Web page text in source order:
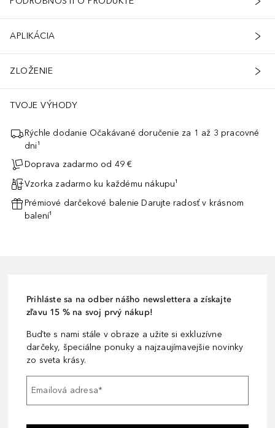
APLIKÁCIA
ZLOŽENIE
TVOJE VÝHODY
Rýchle dodanie Očakávané doručenie za 1 až 3 pracovné
dni¹
Doprava zadarmo od 49 €
Vzorka zadarmo ku každému nákupu¹
Prémiové darčekové balenie Darujte radosť v krásnom
balení¹
Prihláste sa na odber nášho newslettera a získajte
zľavu 15 % na svoj prvý nákup!
Buďte s nami stále v obraze a užite si exkluzívne
darčeky, špeciálne ponuky a najzaujímavejšie novinky
zo sveta krásy.
Emailová adresa*